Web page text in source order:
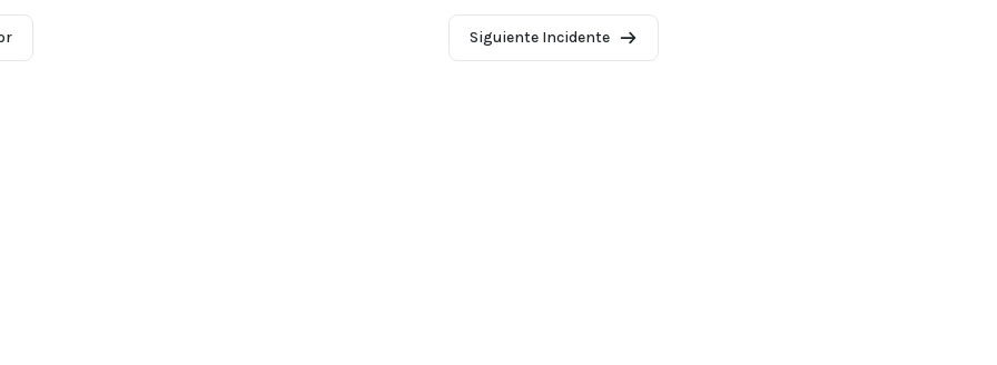
Siguiente Incidente